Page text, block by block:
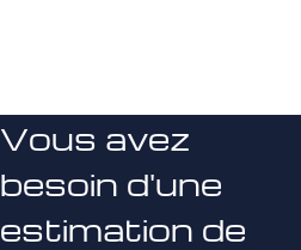
Vous avez
besoin d'une
estimation de